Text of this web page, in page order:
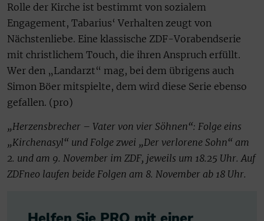
Rolle der Kirche ist bestimmt von sozialem
Engagement, Tabarius‘ Verhalten zeugt von
Nächstenliebe. Eine klassische ZDF-Vorabendserie
mit christlichem Touch, die ihren Anspruch erfüllt.
Wer den „Landarzt“ mag, bei dem übrigens auch
Simon Böer mitspielte, dem wird diese Serie ebenso
gefallen. (pro)
„Herzensbrecher – Vater von vier Söhnen“: Folge eins
„Kirchenasyl“ und Folge zwei „Der verlorene Sohn“ am
2. und am 9. November im ZDF, jeweils um 18.25 Uhr. Auf
ZDFneo laufen beide Folgen am 8. November ab 18 Uhr.